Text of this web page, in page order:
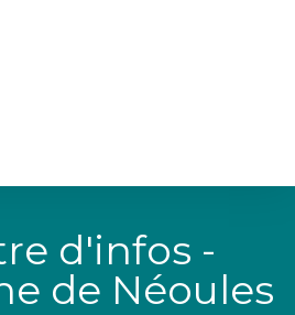
d'infos -
de Néoules